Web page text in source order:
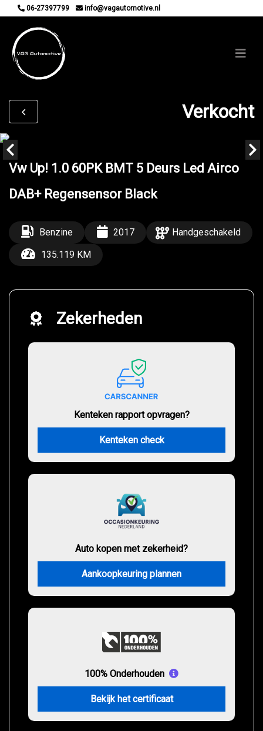
06-27397799 info@vagautomotive.nl
Verkocht
Vw Up! 1.0 60PK BMT 5 Deurs Led Airco
DAB+ Regensensor Black
Benzine 2017
Handgeschakeld
135.119 KM
Zekerheden
Kenteken rapport opvragen?
Kenteken check
Auto kopen met zekerheid?
Aankoopkeuring plannen
100% Onderhouden
Bekijk het certificaat